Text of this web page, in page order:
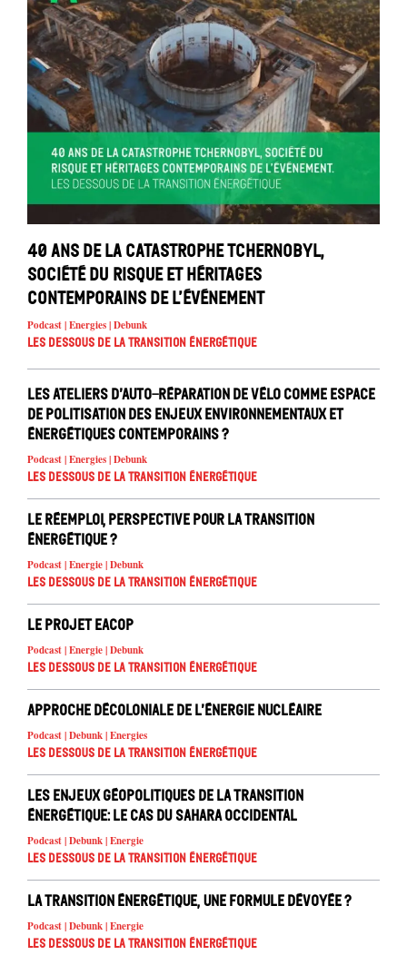
40 ans de la catastrophe Tchernobyl,
société du risque et héritages
contemporains de l’événement
Podcast | Energies | Debunk
Les dessous de la transition énergétique
Les ateliers d’auto-réparation de vélo comme espace
de politisation des enjeux environnementaux et
énergétiques contemporains ?
Podcast | Energies | Debunk
Les dessous de la transition énergétique
Le réemploi, perspective pour la transition
énergétique ?
Podcast | Energie | Debunk
Les dessous de la transition énergétique
Le projet EACOP
Podcast | Energie | Debunk
Les dessous de la transition énergétique
Approche décoloniale de l’énergie nucléaire
Podcast | Debunk | Energies
Les dessous de la transition énergétique
Les enjeux géopolitiques de la transition
énergétique: le cas du Sahara occidental
Podcast | Debunk | Energie
Les dessous de la transition énergétique
La transition énergétique, une formule dévoyée ?
Podcast | Debunk | Energie
Les dessous de la transition énergétique